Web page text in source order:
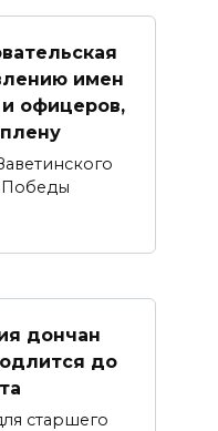
имен
и офицеров,
Победы
дончан
до
старшего